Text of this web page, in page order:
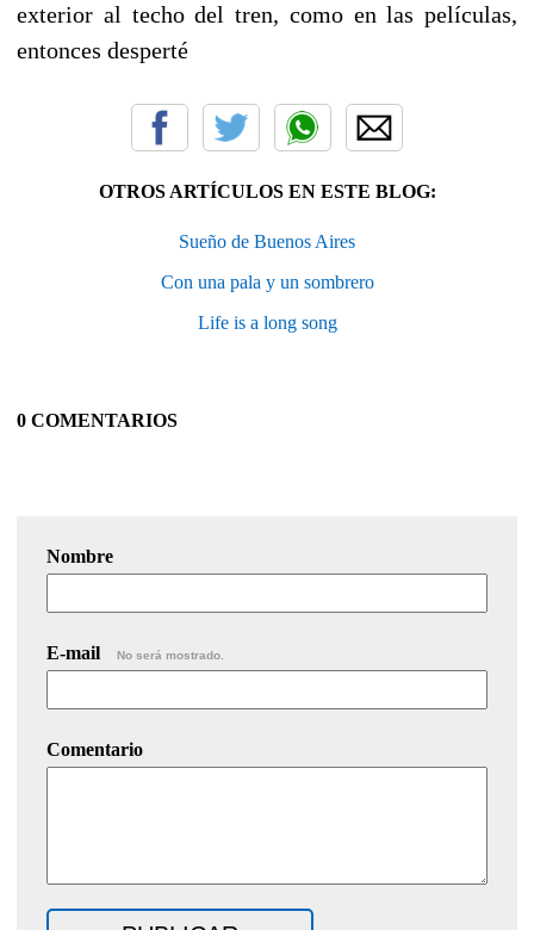
exterior al techo del tren, como en las películas,
entonces desperté
OTROS ARTÍCULOS EN ESTE BLOG:
Sueño de Buenos Aires
Con una pala y un sombrero
Life is a long song
0 COMENTARIOS
Nombre
E-mail No será mostrado.
Comentario